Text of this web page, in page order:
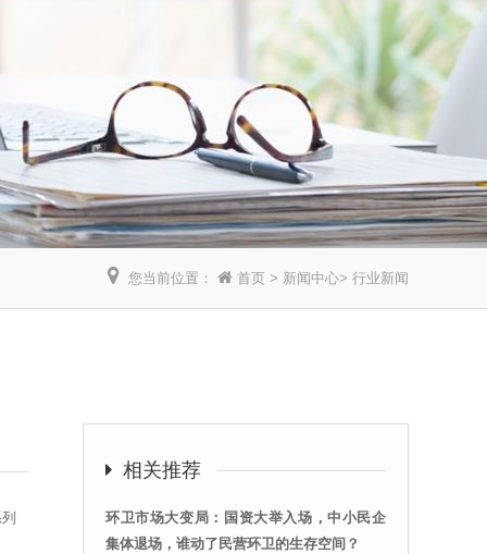
您当前位置： 首页 > 新闻中心> 行业新闻
相关推荐
环卫市场大变局：国资大举入场，中小民企
集体退场，谁动了民营环卫的生存空间？
服务
热线
顶部